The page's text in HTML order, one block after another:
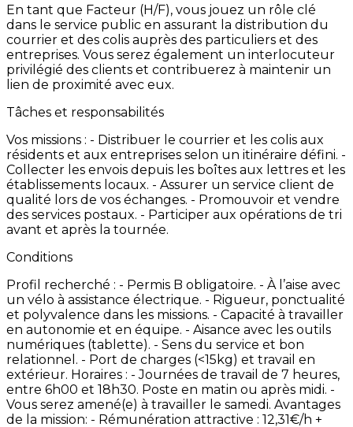
En tant que Facteur (H/F), vous jouez un rôle clé
dans le service public en assurant la distribution du
courrier et des colis auprès des particuliers et des
entreprises. Vous serez également un interlocuteur
privilégié des clients et contribuerez à maintenir un
lien de proximité avec eux.
Tâches et responsabilités
Vos missions : - Distribuer le courrier et les colis aux
résidents et aux entreprises selon un itinéraire défini. -
Collecter les envois depuis les boîtes aux lettres et les
établissements locaux. - Assurer un service client de
qualité lors de vos échanges. - Promouvoir et vendre
des services postaux. - Participer aux opérations de tri
avant et après la tournée.
Conditions
Profil recherché : - Permis B obligatoire. - À l’aise avec
un vélo à assistance électrique. - Rigueur, ponctualité
et polyvalence dans les missions. - Capacité à travailler
en autonomie et en équipe. - Aisance avec les outils
numériques (tablette). - Sens du service et bon
relationnel. - Port de charges (<15kg) et travail en
extérieur. Horaires : -Journées de travail de 7 heures,
entre 6h00 et 18h30. Poste en matin ou après midi. -
Vous serez amené(e) à travailler le samedi. Avantages
de la mission: - Rémunération attractive : 12,31€/h +